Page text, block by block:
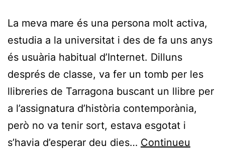
La meva mare és una persona molt activa,
estudia a la universitat i des de fa uns anys
és usuària habitual d’Internet. Dilluns
després de classe, va fer un tomb per les
llibreries de Tarragona buscant un llibre per
a l’assignatura d’història contemporània,
però no va tenir sort, estava esgotat i
s’havia d’esperar deu dies… Continueu